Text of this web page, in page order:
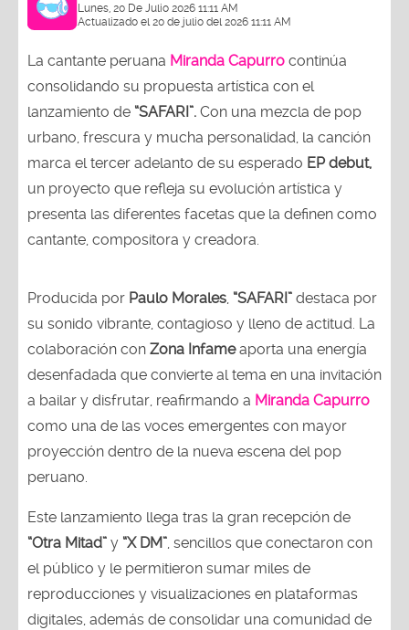
Lunes, 20 De Julio 2026 11:11 AM
Actualizado el 20 de julio del 2026 11:11 AM
La cantante peruana Miranda Capurro continúa
consolidando su propuesta artística con el
lanzamiento de “SAFARI”. Con una mezcla de pop
urbano, frescura y mucha personalidad, la canción
marca el tercer adelanto de su esperado EP debut,
un proyecto que refleja su evolución artística y
presenta las diferentes facetas que la definen como
cantante, compositora y creadora.
Producida por Paulo Morales “SAFARI” destaca por
su sonido vibrante, contagioso y lleno de actitud. La
colaboración con Zona Infameaporta una energía
desenfadada que convierte al tema en una invitación
a bailar y disfrutar, reafirmando a Miranda Capurro
como una de las voces emergentes con mayor
proyección dentro de la nueva escena del pop
peruano.
Este lanzamiento llega tras la gran recepción de
“Otra Mitad” y “X DM” , sencillos que conectaron con
el público y le permitieron sumar miles de
reproducciones y visualizaciones en plataformas
digitales, además de consolidar una comunidad de